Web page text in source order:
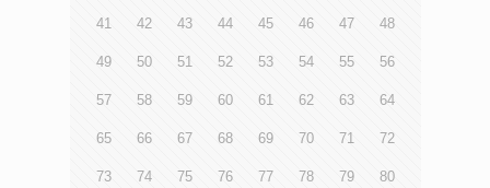
全和自我保護意識，加上網上行為操守較薄弱，若持續在網
絡上受害，將有機會成為侵害者。 個案︰14歲青年在拍賣
而被騙；一個月後他出售該盜版波鞋，結果被海關拘捕。
高材生沒有留意各種新聞報道和警方資訊，對網絡安全意識
大學生，遇上假冒內地官員的電話騙案誤信為真，亦不懂得
41 42 43 44 45 46 47 48
49 50 51 52 53 54 55 56
57 58 59 60 61 62 63 64
65 66 67 68 69 70 71 72
73 74 75 76 77 78 79 80